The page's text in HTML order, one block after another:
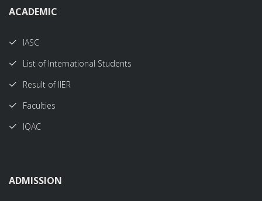
ACADEMIC
IASC
List of International Students
Result of IIER
Faculties
IQAC
ADMISSION